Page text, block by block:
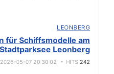
LEONBERG
für Schiffsmodelle am
Stadtparksee Leonberg
2026-05-07 20:30:02 HITS 242